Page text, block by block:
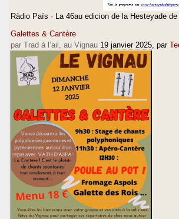
Ràdio País · La 46au edicion de la Hesteyade
Galettes & Cantère
par Trad à l’ail, au Vignau 19 janvier 2025 , par